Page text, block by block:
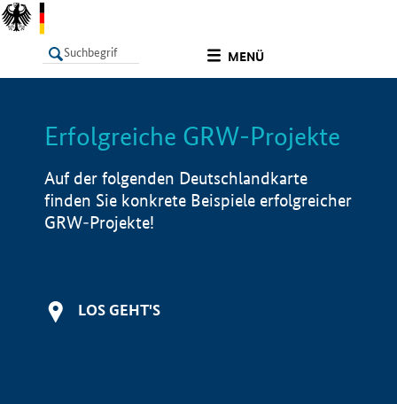
MENÜ
LISTE Info
Erfolgreiche GRW-Projekte
Auf der folgenden Deutschlandkarte
finden Sie konkrete Beispiele erfolgreicher
GRW-Projekte!
LOS GEHT'S